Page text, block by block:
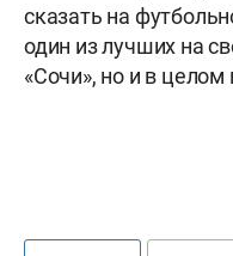
сказать на
один из лучших на
«Сочи», но и в целом